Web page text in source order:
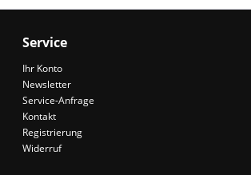
Service
Ihr Konto
Newsletter
Service-Anfrage
Kontakt
Registrierung
Widerruf